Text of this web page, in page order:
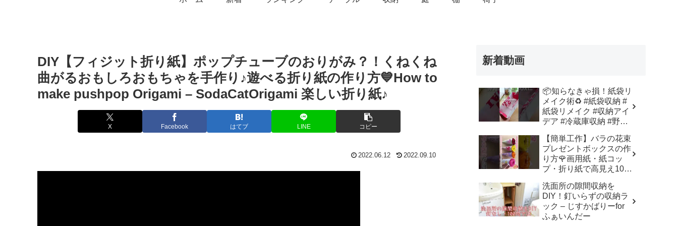
DIY【フィジット折り紙】ポップチューブのおりがみ？！くねくね
曲がるおもしろおもちゃを手作り♪遊べる折り紙の作り方💙How to
make pushpop Origami – SodaCatOrigami 楽しい折り紙♪
X Facebook はてブ LINE コピー
2022.06.12 2022.09.10
新着動画
📦知らなきゃ損！紙袋リ
メイク術♻️ #紙袋収納 #
紙袋リメイク #収納アイ
デア #冷蔵庫収納 #野菜
【簡単工作】バラの花束
プレゼントボックスの作
り方🌹画用紙・紙コッ
プ・折り紙で高見え100
寧！子供からシニアのレ
クリエーション／How to
make a rose – 簡単結び
方辞典 / How to tie
洗面所の隙間収納を
DIY！釘いらずの収納ラ
ック – じすかばりーfor
ふぁいんだー